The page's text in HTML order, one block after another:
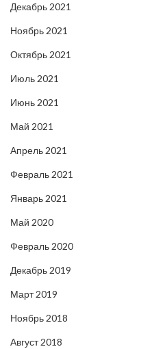
Декабрь 2021
Ноябрь 2021
Октябрь 2021
Июль 2021
Июнь 2021
Май 2021
Апрель 2021
Февраль 2021
Январь 2021
Май 2020
Февраль 2020
Декабрь 2019
Март 2019
Ноябрь 2018
Август 2018